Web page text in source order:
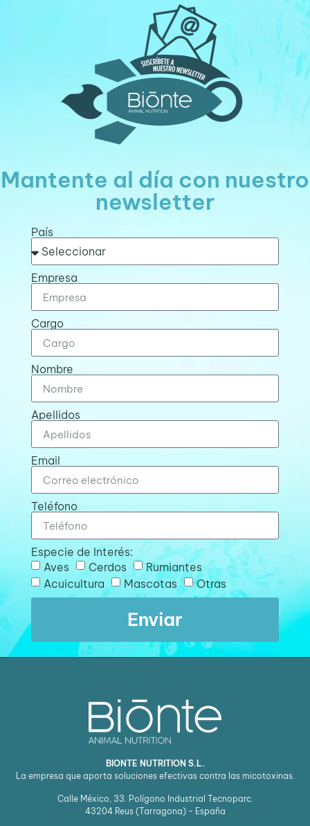
Mantente al día con nuestro
newsletter
País
Empresa
Cargo
Nombre
Apellidos
Email
Teléfono
Especie de Interés:
Aves
Cerdos
Rumiantes
Acuicultura
Mascotas Otras
Enviar
BIONTE NUTRITION S.L.
La empresa que aporta soluciones efectivas contra las micotoxinas.
Calle México, 33. Polígono Industrial Tecnoparc.
43204 Reus (Tarragona) - España